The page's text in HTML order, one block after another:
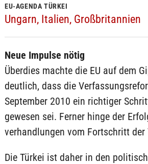
EU-AGENDA TÜRKEI
Ungarn, Italien, Großbritannien
Neue Impulse nötig
Überdies machte die EU auf dem
deutlich, dass die
September 2010 ein richtiger
gewesen sei. Ferner hinge der
verhandlungen vom Fortschritt der
Die Türkei ist daher in den